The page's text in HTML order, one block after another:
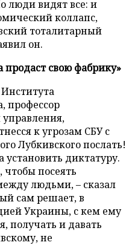
люди видят все: и
коллапс,
тоталитарный
он.
продаст свою фабрику»
профессор
к угрозам СБУ с
Лубкивского послать!
установить диктатуру.
чтобы посеять
людьми, – сказал
сам решает, в
Украины, с кем ему
получать и давать
не